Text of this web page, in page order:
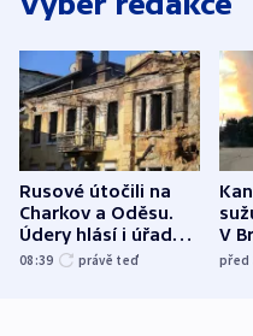
Rusové útočili na
Charkov a Oděsu.
Údery hlásí i úřady v
Bělgorodu
08:39 právě teď
V
před